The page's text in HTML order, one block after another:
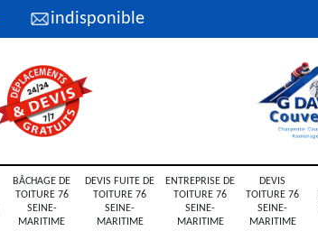
indisponible
BÂCHAGE DE
TOITURE 76
SEINE-
MARITIME
DEVIS FUITE DE
TOITURE 76
SEINE-
MARITIME
ENTREPRISE DE
TOITURE 76
SEINE-
MARITIME
DEVIS
TOITURE 76
SEINE-
MARITIME